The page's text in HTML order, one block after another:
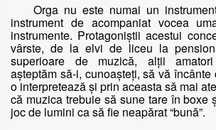
Orga nu este numai un
instrument de acompaniat vocea
instrumente. Protagoniştii acestui
vârste, de la elvi de liceu la
superioare de muzică, alţii
aşteptăm să-i, cunoaşteţi, să vă
o interpretează şi prin aceasta să mai
că muzica trebuie să sune tare în boxe
joc de lumini ca să fie neapărat “bună”.